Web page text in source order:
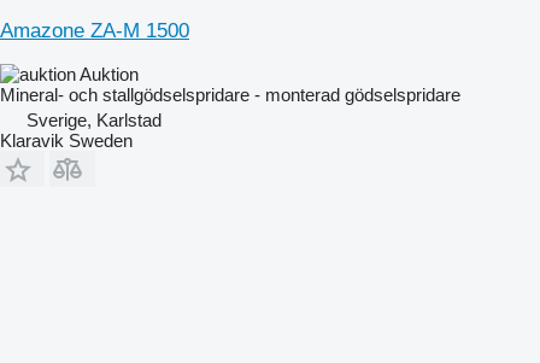
Amazone ZA-M 1500
Auktion
Mineral- och stallgödselspridare - monterad gödselspridare
Sverige, Karlstad
Klaravik Sweden